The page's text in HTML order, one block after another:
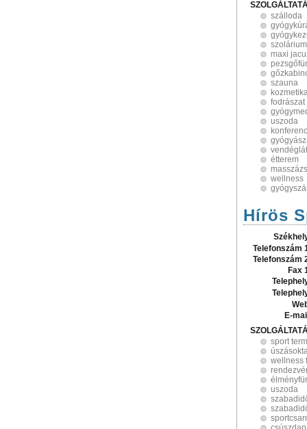
szálloda
szolárium
maxi
szauna
fodrászat
uszoda
étterem
masszázs
wellness
Hírös
Telefonszám
Telefonszám
Fax
E-
sport
wellness
uszoda